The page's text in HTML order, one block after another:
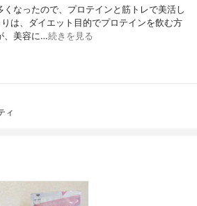
なったので、プロテインと筋トレで美活し
は、ダイエット目的でプロテインを飲む方
、美容に…続きを見る
ィ